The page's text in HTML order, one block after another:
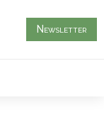
Newsletter